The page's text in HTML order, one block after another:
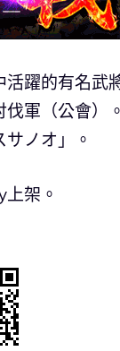
躍的有名武
軍（公會）
ノオ」。
架。